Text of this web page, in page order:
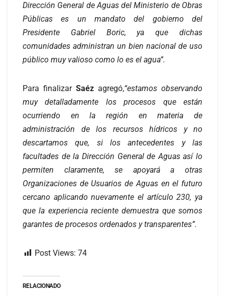
Dirección General de Aguas del Ministerio de Obras
Públicas es un mandato del gobierno del
Presidente Gabriel Boric, ya que dichas
comunidades administran un bien nacional de uso
público muy valioso como lo es el agua”.
Para finalizar Saéz agregó,“estamos observando
muy detalladamente los procesos que están
ocurriendo en la región en materia de
administración de los recursos hídricos y no
descartamos que, si los antecedentes y las
facultades de la Dirección General de Aguas así lo
permiten claramente, se apoyará a otras
Organizaciones de Usuarios de Aguas en el futuro
cercano aplicando nuevamente el artículo 230, ya
que la experiencia reciente demuestra que somos
garantes de procesos ordenados y transparentes”.
Post Views: 74
RELACIONADO